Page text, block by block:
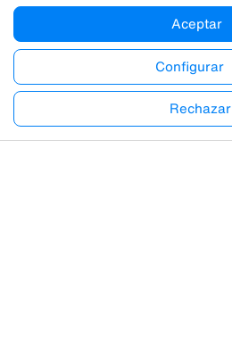
Aceptar
Configurar
Rechazar